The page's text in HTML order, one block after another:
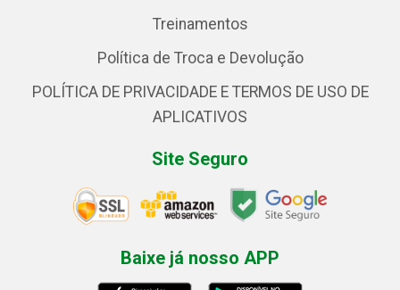
Treinamentos
Política de Troca e Devolução
POLÍTICA DE PRIVACIDADE E TERMOS DE USO DE
APLICATIVOS
Site Seguro
Baixe já nosso APP